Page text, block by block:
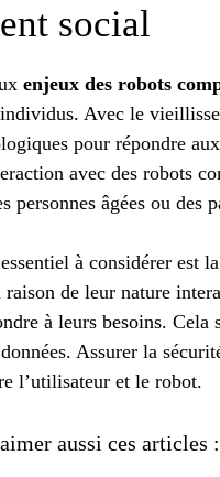
social
enjeux des robots
Avec le
pour répondre
avec des robots
personnes âgées ou des
à considérer est la
raison de leur nature
à leurs besoins. Cela
Assurer la
l’utilisateur et le robot.
aussi ces articles :